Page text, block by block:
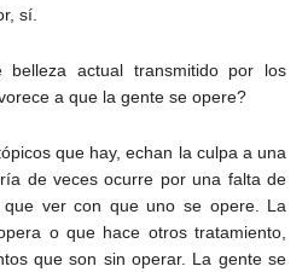
sí.
actual transmitido por los
a que la gente se opere?
que hay, echan la culpa a una
de veces ocurre por una falta de
ver con que uno se opere. La
o que hace otros tratamiento,
que son sin operar. La gente se